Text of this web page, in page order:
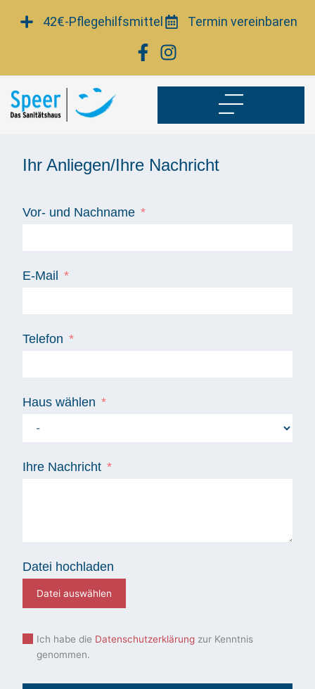
Inhalt
42€-Pflegehilfsmittel Termin vereinbaren
Ihr Anliegen/Ihre Nachricht
Vor- und Nachname
E-Mail
Telefon
Haus wählen
Ihre Nachricht
Datei hochladen
Datei auswählen
Ich habe die Datenschutzerklärung zur Kenntnis
genommen.